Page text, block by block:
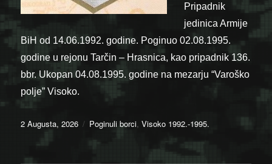
Pripadnik
jedinica Armije
BiH od 14.06.1992. godine. Poginuo 02.08.1995.
godine u rejonu Tarčin – Hrasnica, kao pripadnik 136.
bbr. Ukopan 04.08.1995. godine na mezarju “Varoško
polje” Visoko.
Posted
2 Augusta, 2026 Categories
Poginuli borci,Visoko 1992.-1995.